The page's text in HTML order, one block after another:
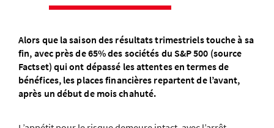
Alors que la saison des résultats trimestriels touche à sa
fin, avec près de 65% des sociétés du S&P 500 (source
Factset) qui ont dépassé les attentes en termes de
bénéfices, les places financières repartent de l’avant,
après un début de mois chahuté.